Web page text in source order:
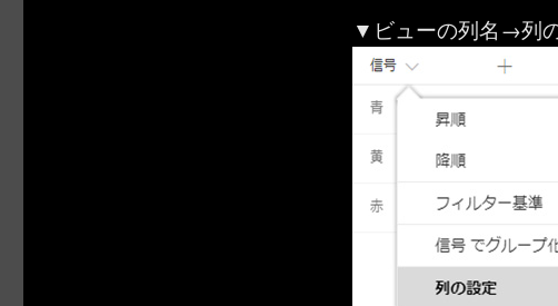
▼ビューの列名→列